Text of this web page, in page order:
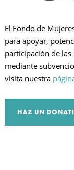
El Fondo de
para apoyar,
participación de las
mediante
visita nuestra
HAZ UN